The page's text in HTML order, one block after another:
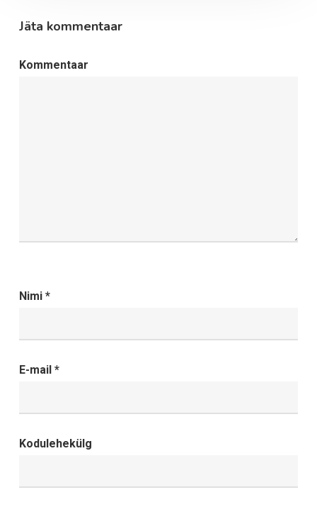
Jäta kommentaar
Kommentaar
Nimi *
E-mail *
Kodulehekülg